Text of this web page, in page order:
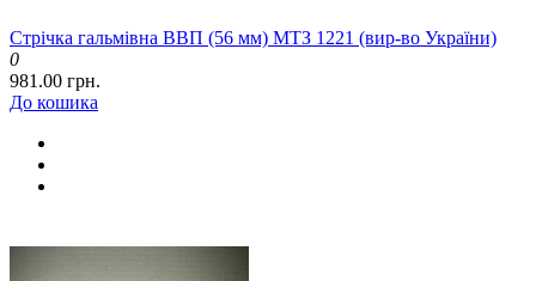
Стрічка гальмівна ВВП (56 мм) МТЗ 1221 (вир-во України)
0
981.00 грн.
До кошика